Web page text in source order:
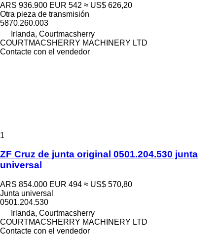
ARS 936.900 EUR 542 ≈ US$ 626,20
Otra pieza de transmisión
5870.260.003
Irlanda, Courtmacsherry
COURTMACSHERRY MACHINERY LTD
Contacte con el vendedor
1
ZF Cruz de junta original 0501.204.530 junta
universal
ARS 854.000 EUR 494 ≈ US$ 570,80
Junta universal
0501.204.530
Irlanda, Courtmacsherry
COURTMACSHERRY MACHINERY LTD
Contacte con el vendedor